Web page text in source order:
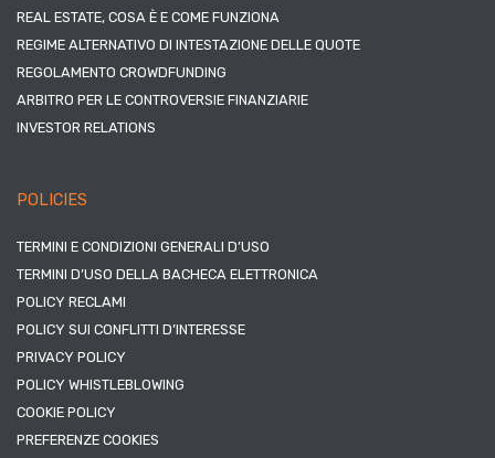
REAL ESTATE, COSA È E COME FUNZIONA
REGIME ALTERNATIVO DI INTESTAZIONE DELLE QUOTE
REGOLAMENTO CROWDFUNDING
ARBITRO PER LE CONTROVERSIE FINANZIARIE
INVESTOR RELATIONS
POLICIES
TERMINI E CONDIZIONI GENERALI D’USO
TERMINI D’USO DELLA BACHECA ELETTRONICA
POLICY RECLAMI
POLICY SUI CONFLITTI D’INTERESSE
PRIVACY POLICY
POLICY WHISTLEBLOWING
COOKIE POLICY
PREFERENZE COOKIES